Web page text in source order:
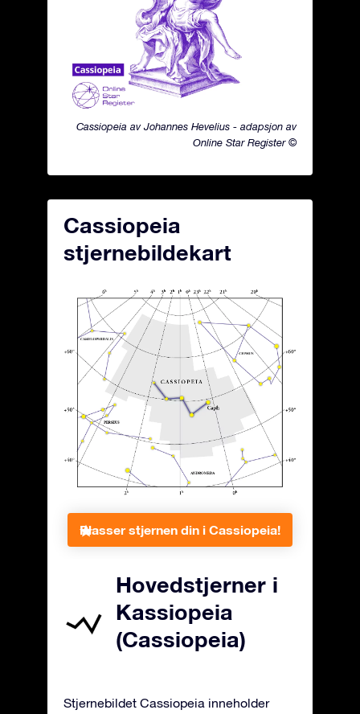
Cassiopeia av Johannes Hevelius - adapsjon av
Online Star Register ©
Cassiopeia
stjernebildekart
Plasser stjernen din i Cassiopeia!
Hovedstjerner i
Kassiopeia
(Cassiopeia)
Stjernebildet Cassiopeia inneholder